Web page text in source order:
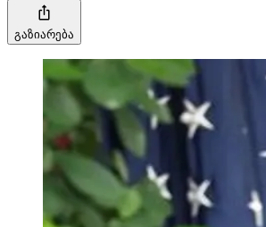
გაზიარება